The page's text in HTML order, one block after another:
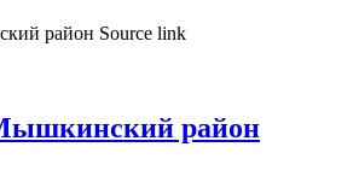
район Source link
район